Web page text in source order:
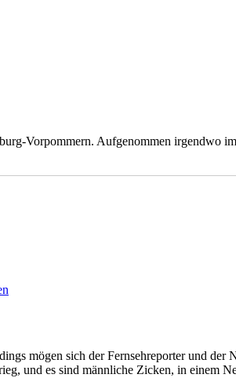
Vorpommern. Aufgenommen irgendwo
mögen sich der Fernsehreporter und
und es sind männliche Zicken, in einem